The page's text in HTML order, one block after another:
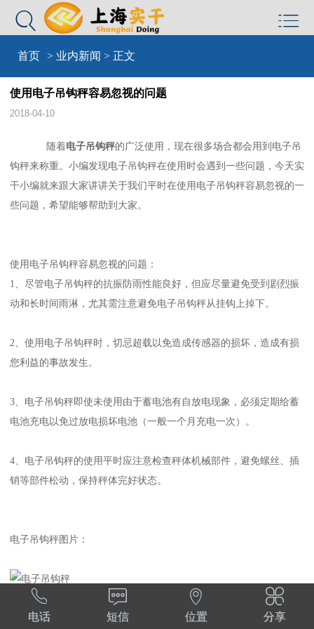


首页 > 业内新闻 > 正文
使用电子吊钩秤容易忽视的问题
2018-04-10
随着电子吊钩秤的广泛使用，现在很多场合都会用到电子吊
钩秤来称重。小编发现电子吊钩秤在使用时会遇到一些问题，今天实
干小编就来跟大家讲讲关于我们平时在使用电子吊钩秤容易忽视的一
些问题，希望能够帮助到大家。
使用电子吊钩秤容易忽视的问题：
1、尽管电子吊钩秤的抗振防雨性能良好，但应尽量避免受到剧烈振
动和长时间雨淋，尤其需注意避免电子吊钩秤从挂钩上掉下。
2、使用电子吊钩秤时，切忌超载以免造成传感器的损坏，造成有损
您利益的事故发生。
3、电子吊钩秤即使未使用由于蓄电池有自放电现象，必须定期给蓄
电池充电以免过放电损坏电池（一般一个月充电一次）。
4、电子吊钩秤的使用平时应注意检查秤体机械部件，避免螺丝、插
销等部件松动，保持秤体完好状态。
电子吊钩秤图片：

电话

短信

位置

分享